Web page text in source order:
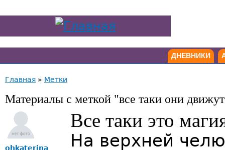
ДНЕВНИКИ
Главная » Метки
Материалы с меткой "все таки они
ohkaterina
Все таки это
На верхней